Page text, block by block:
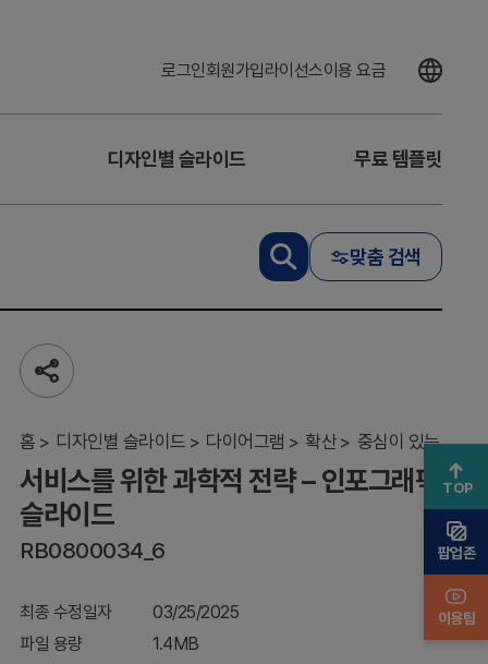
로그인회원가입라이선스이용 요금
디자인별 슬라이드 무료 템플릿
맞춤 검색
공
유
기
홈 디자인별 슬라이드 다이어그램 확산 중심이 있는
위
과
학
적
략
–
인
포
그
래
라
이
서비스를 위한 과학적 전략 – 인포그래픽
슬라이드
RB0800034_6
최종 수정일자
03/25/2025
파일 용량
1.4MB
TOP
팝업존
이용팁